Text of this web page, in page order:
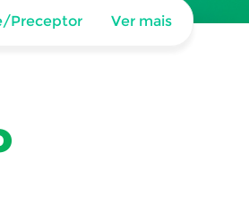
Preceptor Ver mais